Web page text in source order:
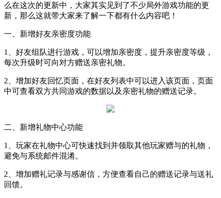
么在这次的更新中，大家其实见到了不少局外游戏功能的更
新，那么这就带大家来了解一下都有什么内容吧！
一、新增好友亲密度功能
1
、好友组队进行游戏，可以增加亲密度，提升亲密度等级，
每次升级时可向对方赠送亲密礼物。
2 、增加好友回忆页面，在好友列表中可以进入该页面，页面
中可查看双方共同游戏的数据以及亲密礼物的赠送记录。
二、新增礼物中心功能
1
、玩家在礼物中心可快速找到并领取其他玩家赠与的礼物，
避免与系统邮件混淆。
2 、增加赠礼记录与感谢信，方便查看自己的赠送记录与送礼
回馈。